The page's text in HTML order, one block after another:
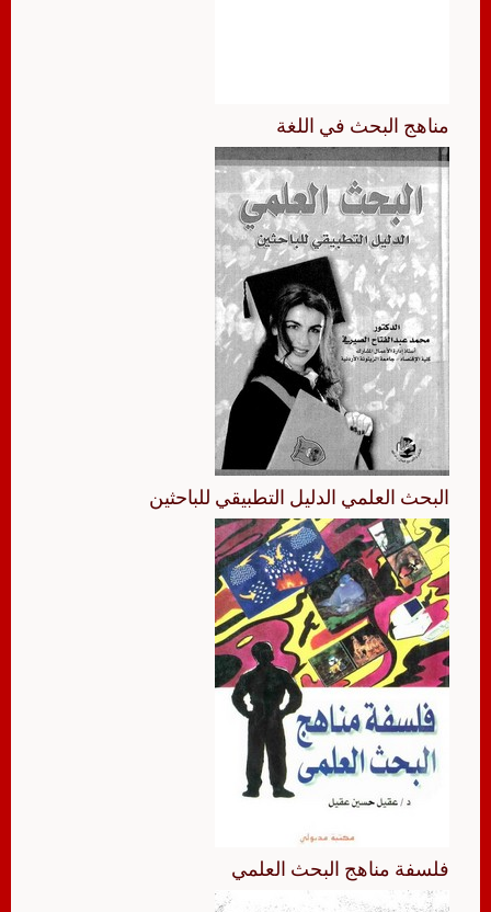
مناهج البحث في اللغة
البحث العلمي الدليل التطبيقي للباحثين
فلسفة مناهج البحث العلمي